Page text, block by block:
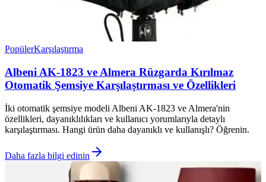
PopülerKarşılaştırma
Albeni AK-1823 ve Almera Rüzgarda Kırılmaz
Otomatik Şemsiye Karşılaştırması ve Özellikleri
İki otomatik şemsiye modeli Albeni AK-1823 ve Almera'nin
özellikleri, dayanıklılıkları ve kullanıcı yorumlarıyla detaylı
karşılaştırması. Hangi ürün daha dayanıklı ve kullanışlı? Öğrenin.
Daha fazla bilgi edinin